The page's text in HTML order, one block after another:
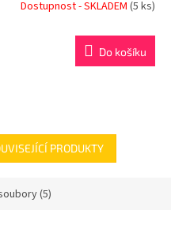
Dostupnost - SKLADEM (5 ks)
Do košíku
PRODUKTY
(5)